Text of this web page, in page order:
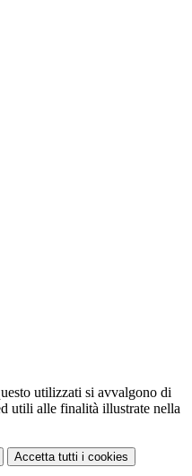
utilizzati si avvalgono di
utili alle finalità illustrate nella
Accetta tutti i cookies